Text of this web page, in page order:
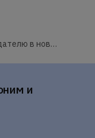
Как лучше представить себя работодателю в новой сфере?
и